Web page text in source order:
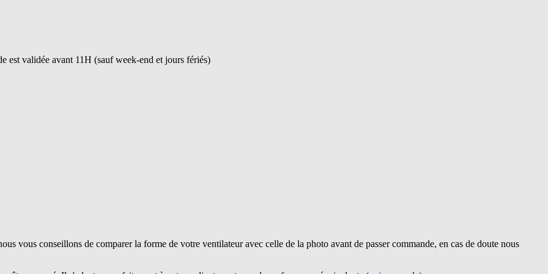
est validée avant 11H (sauf week-end et jours fériés)
vous conseillons de comparer la forme de votre ventilateur avec celle de la photo avant de passer commande, en cas de doute nous